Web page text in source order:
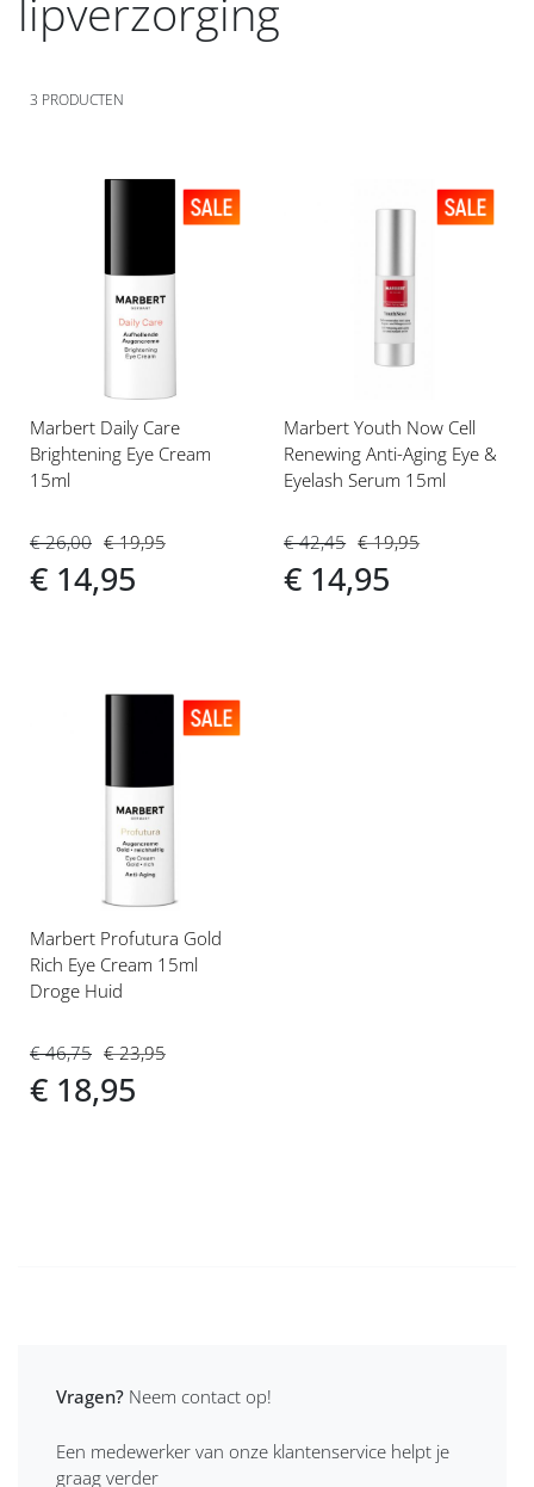
lipverzorging
3 PRODUCTEN
verlanglijst
Marbert Daily Care
Brightening Eye Cream
15ml
€ 26,00
€ 14,95
€ 19,95
verlanglijst
Marbert Youth Now Cell
Renewing Anti-Aging Eye &
Eyelash Serum 15ml
€ 42,45
€ 14,95
€ 19,95
verlanglijst
Marbert Profutura Gold
Rich Eye Cream 15ml
Droge Huid
€ 46,75
€ 18,95
€ 23,95
Vragen? Neem contact op!
Een medewerker van onze klantenservice helpt je
graag verder